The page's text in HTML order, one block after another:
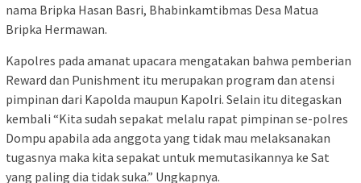
nama Bripka Hasan Basri, Bhabinkamtibmas Desa Matua
Bripka Hermawan.
Kapolres pada amanat upacara mengatakan bahwa pemberian
Reward dan Punishment itu merupakan program dan atensi
pimpinan dari Kapolda maupun Kapolri. Selain itu ditegaskan
kembali “Kita sudah sepakat melalu rapat pimpinan se-polres
Dompu apabila ada anggota yang tidak mau melaksanakan
tugasnya maka kita sepakat untuk memutasikannya ke Sat
yang paling dia tidak suka.” Ungkapnya.